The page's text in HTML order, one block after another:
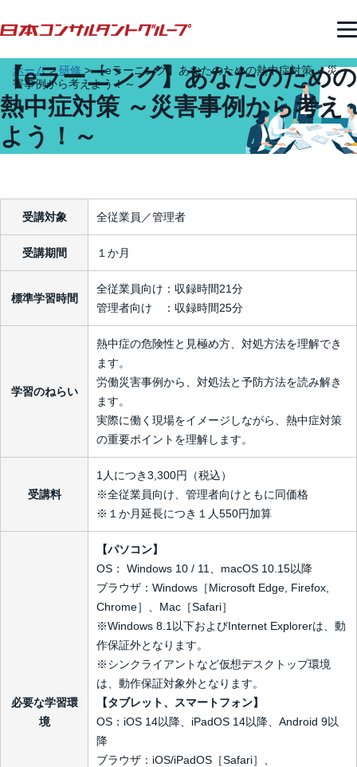
ホーム>研修 >【eラーニング】あなたのための熱中症対策 ～災
害事例から考えよう！～
【eラーニング】あなたのための
熱中症対策 ～災害事例から考え
よう！～
受講対象 全従業員／管理者
受講期間 １か月
標準学習時間
全従業員向け：収録時間21分
管理者向け ：収録時間25分
学習のねらい
熱中症の危険性と見極め方、対処方法を理解でき
ます。
労働災害事例から、対処法と予防方法を読み解き
ます。
実際に働く現場をイメージしながら、熱中症対策
の重要ポイントを理解します。
受講料
1人につき3,300円（税込）
※全従業員向け、管理者向けともに同価格
※１か月延長につき１人550円加算
必要な学習環
境
【パソコン】
OS： Windows 10 / 11、macOS 10.15以降
ブラウザ：Windows［Microsoft Edge, Firefox,
Chrome］、Mac［Safari］
※Windows 8.1以下およびInternet Explorerは、動
作保証外となります。
※シンクライアントなど仮想デスクトップ環境
は、動作保証対象外となります。
【タブレット、スマートフォン】
OS：iOS 14以降、iPadOS 14以降、Android 9以
降
ブラウザ：iOS/iPadOS［Safari］、